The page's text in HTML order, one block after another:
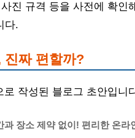
진 규격 등을 사전에 확
다.
진짜 편할까?
작성된 블로그 초안입니
과 장소 제약 없이! 편리한 온라